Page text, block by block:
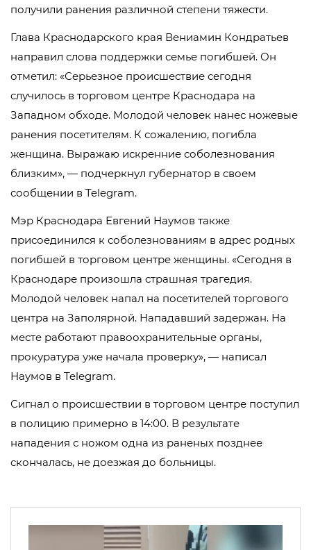
получили ранения различной степени тяжести.
Глава Краснодарского края Вениамин Кондратьев
направил слова поддержки семье погибшей. Он
отметил: «Серьезное происшествие сегодня
случилось в торговом центре Краснодара на
Западном обходе. Молодой человек нанес ножевые
ранения посетителям. К сожалению, погибла
женщина. Выражаю искренние соболезнования
близким», — подчеркнул губернатор в своем
сообщении в Telegram.
Мэр Краснодара Евгений Наумов также
присоединился к соболезнованиям в адрес родных
погибшей в торговом центре женщины. «Сегодня в
Краснодаре произошла страшная трагедия.
Молодой человек напал на посетителей торгового
центра на Заполярной. Нападавший задержан. На
месте работают правоохранительные органы,
прокуратура уже начала проверку», — написал
Наумов в Telegram.
Сигнал о происшествии в торговом центре поступил
в полицию примерно в 14:00. В результате
нападения с ножом одна из раненых позднее
скончалась, не доезжая до больницы.